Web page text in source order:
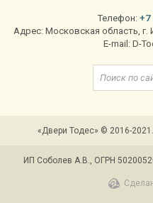
Телефон: +7
Адрес: Московская область, г.
E-mail: D-
«Двери Тодес» © 2016-
ИП Соболев А.В., ОГРН